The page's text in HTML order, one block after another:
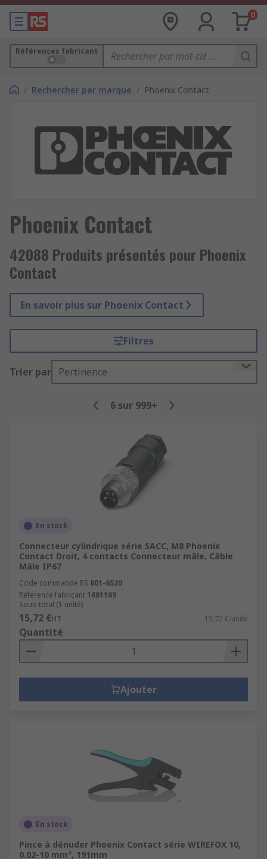
0
Références fabricant
/ Rechercher par marque / Phoenix Contact
Phoenix Contact
42088 Produits présentés pour Phoenix
Contact
En savoir plus sur Phoenix Contact
Filtres
Trier par Pertinence
6 sur 999+
En stock
Connecteur cylindrique série SACC, M8 Phoenix
Contact Droit, 4 contacts Connecteur mâle, Câble
Mâle IP67
Code commande RS 801-6539
Référence fabricant 1681169
Sous-total (1 unité)
15,72 €HT 15,72 €/unité
Quantité
Ajouter
En stock
Pince à dénuder Phoenix Contact série WIREFOX 10,
0.02-10 mm², 191mm